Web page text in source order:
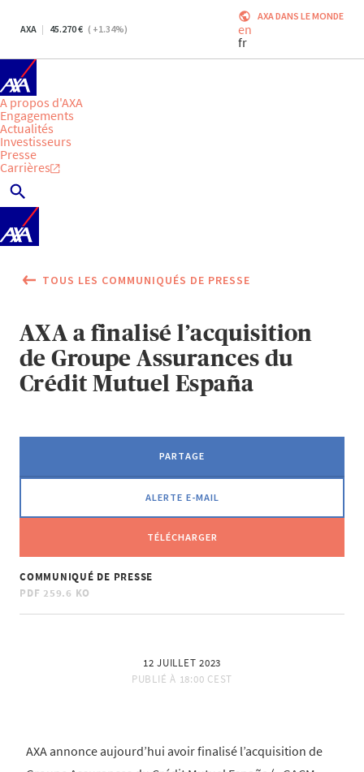
AXA 45.270 ( +1.34%)
AXA DANS LE MONDE
en
fr
A propos d'AXA
Engagements
Actualités
Investisseurs
Presse
Carrières
TOUS LES COMMUNIQUÉS DE PRESSE
AXA a finalisé l’acquisition
de Groupe Assurances du
Crédit Mutuel España
PARTAGE
ALERTE E-MAIL
TÉLÉCHARGER
COMMUNIQUÉ DE PRESSE
PDF 259.6 KO
12 JUILLET 2023
PUBLIÉ À 18:00 CEST
AXA annonce aujourd’hui avoir finalisé l’acquisition de